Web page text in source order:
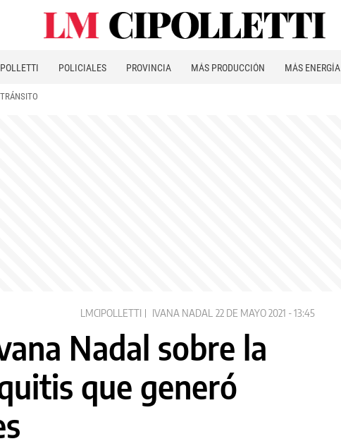
POLICIALES PROVINCIA MÁS PRODUCCIÓN MÁS ENERGÍA
LMCIPOLLETTI IVANA NADAL 22 DE MAYO 2021 - 13:45
Nadal sobre la
que generó